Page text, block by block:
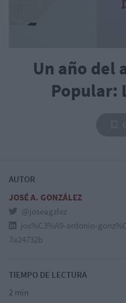
Un año del
Popular:
AUTOR
JOSÉ A. GONZÁLEZ
@joseagzlez
jos%C3%A9-antonio-
7a24732b
TIEMPO DE LECTURA
2 min